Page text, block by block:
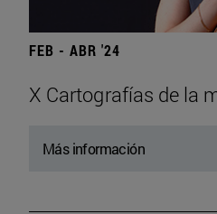
FEB - ABR '24
X Cartografías de la
Más información